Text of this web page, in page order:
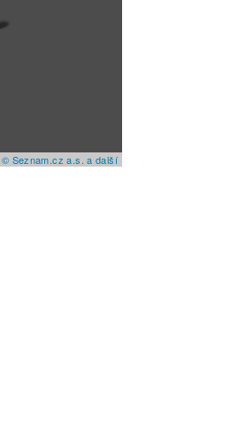
© Seznam.cz a.s. a další